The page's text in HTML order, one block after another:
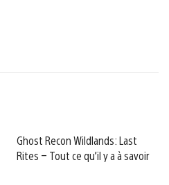
Ghost Recon Wildlands: Last
Rites – Tout ce qu’il y a à savoir